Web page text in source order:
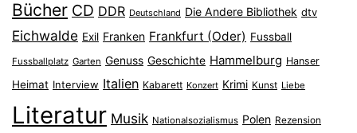
Bücher CD DDR Deutschland Die Andere Bibliothek dtv
Eichwalde Exil Franken Frankfurt (Oder) Fussball
Fussballplatz Garten Genuss Geschichte Hammelburg Hanser
Heimat Interview Italien Kabarett Konzert Krimi Kunst Liebe
Literatur Musik Nationalsozialismus Polen Rezension